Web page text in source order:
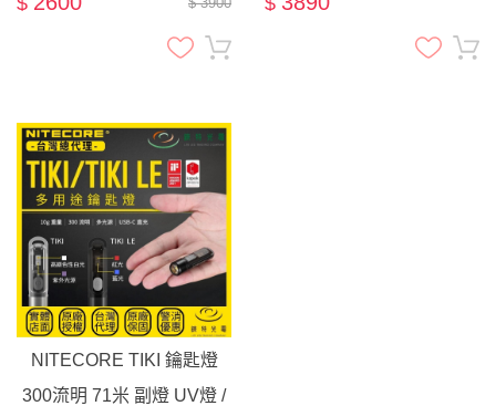
NITECORE TIKI 鑰匙燈
300流明 71米 副燈 UV燈 /